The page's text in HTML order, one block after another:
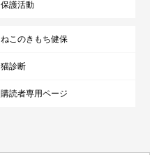
保護活動
ねこのきもち健保
猫診断
購読者専用ページ